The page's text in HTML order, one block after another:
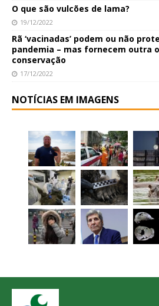
O que são vulcões de lama?
19/12/2022
Rã ‘vacinadas’ podem ou não
pandemia – mas fornecem outra
conservação
17/12/2022
NOTÍCIAS EM IMAGENS